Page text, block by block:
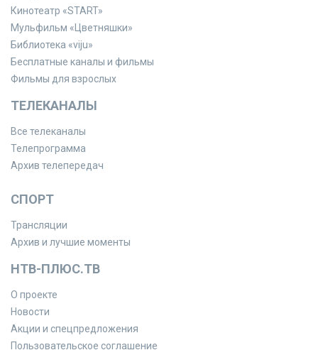
Кинотеатр «START»
Мульфильм «Цветняшки»
Библиотека «viju»
Бесплатные каналы и фильмы
Фильмы для взрослых
ТЕЛЕКАНАЛЫ
Все телеканалы
Телепрограмма
Архив телепередач
СПОРТ
Трансляции
Архив и лучшие моменты
НТВ-ПЛЮС.ТВ
О проекте
Новости
Акции и спецпредложения
Пользовательское соглашение